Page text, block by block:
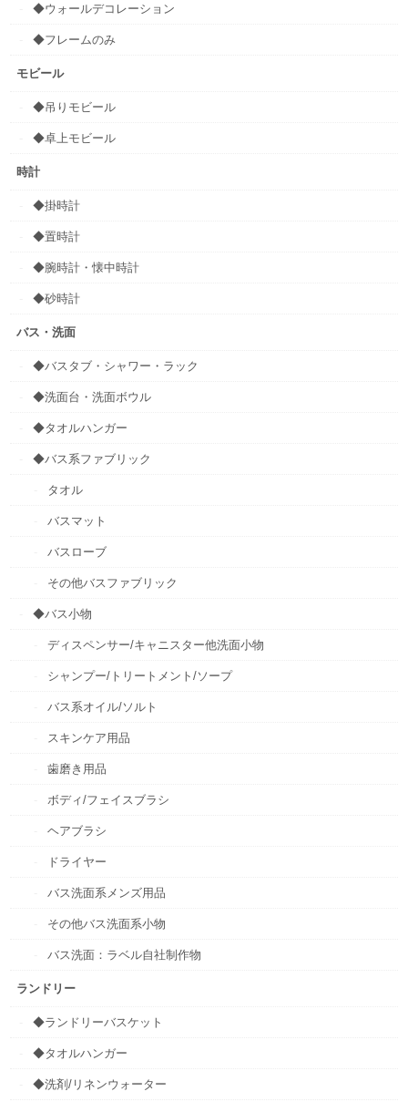
◆ウォールデコレーション
◆フレームのみ
モビール
◆吊りモビール
◆卓上モビール
時計
◆掛時計
◆置時計
◆腕時計・懐中時計
◆砂時計
バス・洗面
◆バスタブ・シャワー・ラック
◆洗面台・洗面ボウル
◆タオルハンガー
◆バス系ファブリック
タオル
バスマット
バスローブ
その他バスファブリック
◆バス小物
ディスペンサー/キャニスター他洗面小物
シャンプー/トリートメント/ソープ
バス系オイル/ソルト
スキンケア用品
歯磨き用品
ボディ/フェイスブラシ
ヘアブラシ
ドライヤー
バス洗面系メンズ用品
その他バス洗面系小物
バス洗面：ラベル自社制作物
ランドリー
◆ランドリーバスケット
◆タオルハンガー
◆洗剤/リネンウォーター